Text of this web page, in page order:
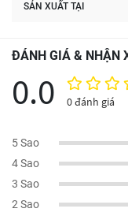
SẢN XUẤT TẠI
ĐÁNH GIÁ & NHẬN
0.0 0 đánh giá
5 Sao
4 Sao
3 Sao
2 Sao